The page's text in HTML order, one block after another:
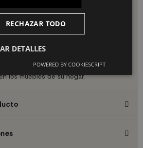
con materiales duraderos
precio imbatible
comedores, pasillos amplios o cualquier
almacenamiento funcional con un
para quienes valoran la funcionalidad, el
los muebles de su hogar.
RECHAZAR TODO
DETALLES
POWERED BY COOKIESCRIPT